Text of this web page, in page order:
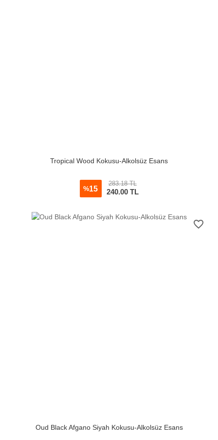
Tropical Wood Kokusu-Alkolsüz Esans
%15
283.18 TL
240.00TL
favorite_border
Oud Black Afgano Siyah Kokusu-Alkolsüz Esans